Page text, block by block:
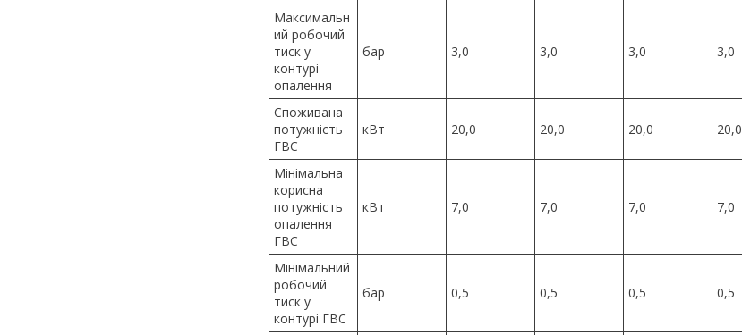
Максимальн
ий робочий
тиск у
контурі
опалення
бар 3,0 3,0 3,0 3,0
Споживана
потужність
ГВС
кВт 20,0 20,0 20,0 20,0
Мінімальна
корисна
потужність
опалення
ГВС
кВт 7,0 7,0 7,0 7,0
Мінімальний
робочий
тиск у
контурі ГВС
бар 0,5 0,5 0,5 0,5